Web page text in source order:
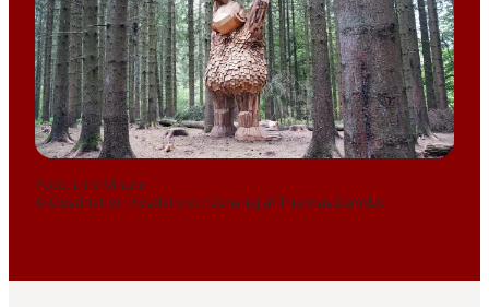
Foto: Line Vinum
© Destination Kystlandet / Jensnej af Thomas Dambo